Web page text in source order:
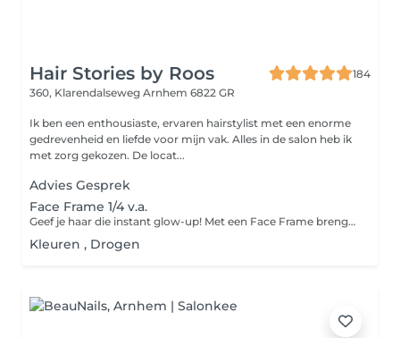
Hair Stories by Roos
184
360, Klarendalseweg Arnhem 6822 GR
Ik ben een enthousiaste, ervaren hairstylist met een enorme
gedrevenheid en liefde voor mijn vak. Alles in de salon heb ik
met zorg gekozen. De locat...
Advies Gesprek
Face Frame 1/4 v.a.
Geef je haar die instant glow-up! Met een Face Frame brengen we lichtere plukjes rondom je gezicht aan voor een frisse, stralende look alsof je net terugkomt van een zonnige vakantie. Perfect als snelle opfrisser tussen je kleurafspraken of om je coupe net dat beetje extra te geven. Subtiel, fris en altijd flatterend. inclusief single Redken toner, Olaplex herstelbehandeling , Red Carpet)
Kleuren , Drogen